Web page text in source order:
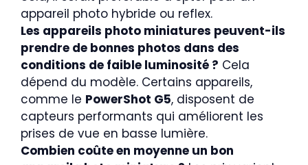
appareil photo hybride ou reflex.
Les appareils photo miniatures peuvent-ils
prendre de bonnes photos dans des
conditions de faible luminosité ? Cela
dépend du modèle. Certains appareils,
comme le PowerShot G5, disposent de
capteurs performants qui améliorent les
prises de vue en basse lumière.
Combien coûte en moyenne un bon